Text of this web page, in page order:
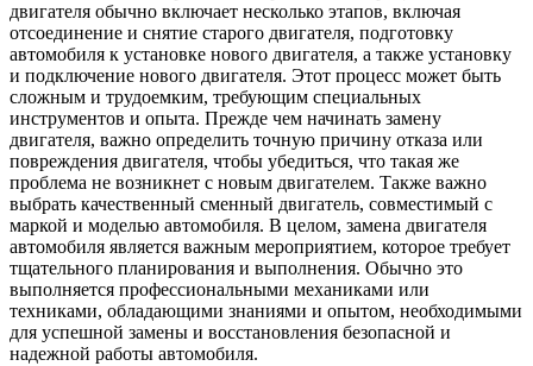
двигателя обычно включает несколько этапов, включая
отсоединение и снятие старого двигателя, подготовку
автомобиля к установке нового двигателя, а также установку
и подключение нового двигателя. Этот процесс может быть
сложным и трудоемким, требующим специальных
инструментов и опыта. Прежде чем начинать замену
двигателя, важно определить точную причину отказа или
повреждения двигателя, чтобы убедиться, что такая же
проблема не возникнет с новым двигателем. Также важно
выбрать качественный сменный двигатель, совместимый с
маркой и моделью автомобиля. В целом, замена двигателя
автомобиля является важным мероприятием, которое требует
тщательного планирования и выполнения. Обычно это
выполняется профессиональными механиками или
техниками, обладающими знаниями и опытом, необходимыми
для успешной замены и восстановления безопасной и
надежной работы автомобиля.